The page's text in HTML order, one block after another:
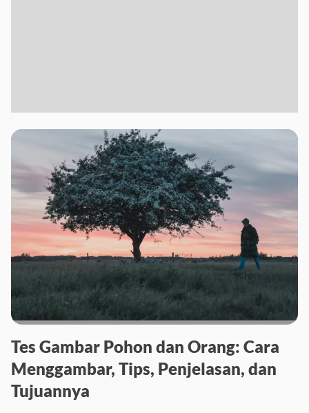
Tes Gambar Pohon dan Orang: Cara
Menggambar, Tips, Penjelasan, dan
Tujuannya